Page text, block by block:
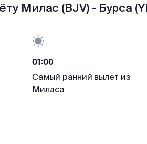
Милас (BJV) - Бурса
01:00
Самый ранний вылет из
Миласа